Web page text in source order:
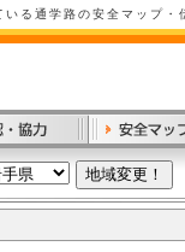
いる通学路の安全マップ